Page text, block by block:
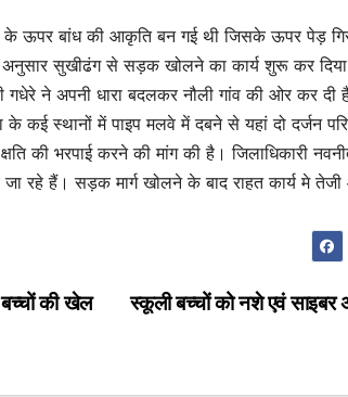
के ऊपर बांध की आकृति बन गई थी जिसके ऊपर पेड़
अनुसार सुखीढंग से सड़क खोलने का कार्य शुरू कर
गधेरे ने अपनी धारा बदलकर नौली गांव की ओर कर
कई स्थानों में पाइप मलवे में दबने से यहां दो दर्जन
की भरपाई करने की मांग की है। जिलाधिकारी
रहे हैं। सड़क मार्ग खोलने के बाद राहत कार्य मे तेजी
स्कूली बच्चों को नशे एवं साइबर
की खेल